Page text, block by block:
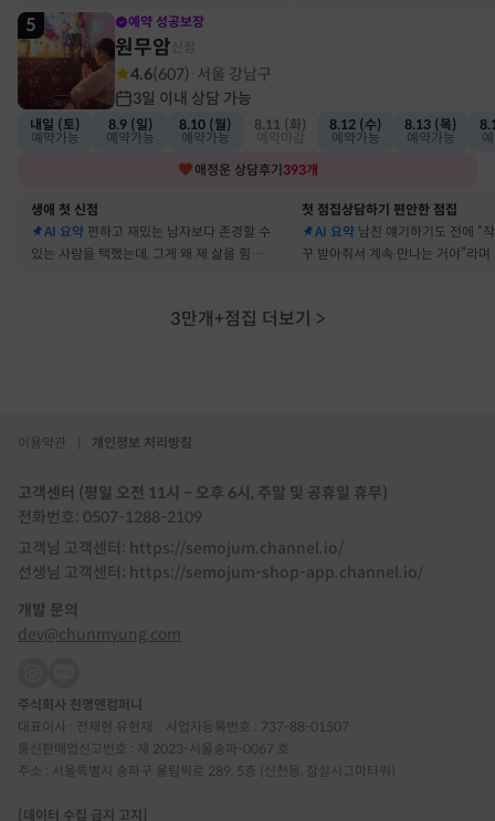
뀔 거란 말까지 그대로 현실이 됐어요
5 예약 성공보장
원무암
4.6(607) 서울 강남구
3일 이내 상담 가능
내일 (토)
예약가능
8.9 (일)
예약가능
8.10 (월)
예약가능
8.11 (화)
8.12 (수)
예약가능
8.13 (목)
예약가능
애정운 상담후기 393개
생애 첫 신점
AI 요약 편하고 재밌는 남자보다 존경할 수
있는 사람을 택했는데, 그게 왜 제 삶을 힘들게
첫 점집상담하기 편안한 점집
AI 요약 남친 얘기하기도 전에 “
꾸 받아줘서 계속 만나는 거야”라며
3만개+점집 더보기 >
이용약관 개인정보 처리방침
고객센터 (평일 오전 11시 ~ 오후 6시, 주말 및 공휴일 휴무)
전화번호: 0507-1288-2109
고객님 고객센터: https://semojum.channel.io/
선생님 고객센터: https://semojum-shop-app.channel.io/
개발 문의
dev@chunmyung.com
주식회사 천명앤컴퍼니
대표이사 : 전재현 유현재 사업자등록번호 : 737-88-01507
통신판매업신고번호 : 제 2023-서울송파-0067 호
주소 : 서울특별시 송파구 올림픽로 289, 5층 (신천동, 잠실시그마타워)
[데이터 수집 금지 고지]